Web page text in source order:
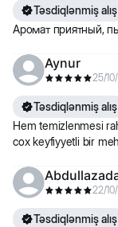
Təsdiqlənmiş alış
Аромат приятный,
Aynur
25/
Təsdiqlənmiş alış
Hem temizlenmesi
cox keyfiyyetli bir
22/
Təsdiqlənmiş alış